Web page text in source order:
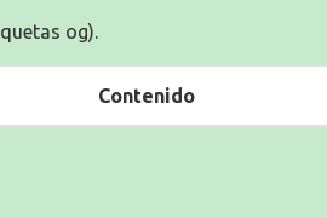
og).
Contenido